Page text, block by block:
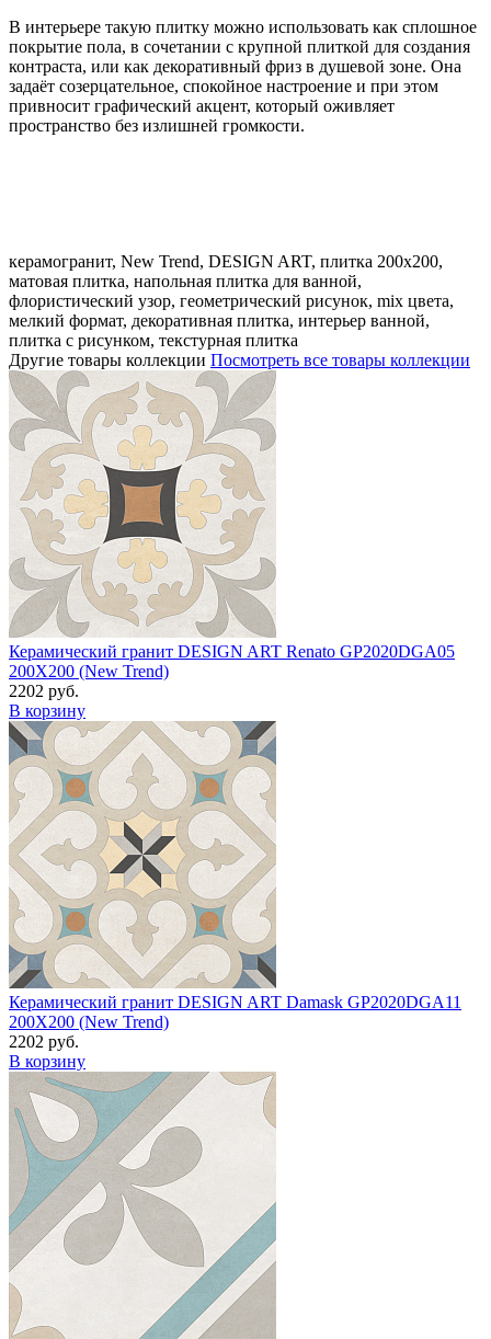
В интерьере такую плитку можно использовать как сплошное
покрытие пола, в сочетании с крупной плиткой для создания
контраста, или как декоративный фриз в душевой зоне. Она
задаёт созерцательное, спокойное настроение и при этом
привносит графический акцент, который оживляет
пространство без излишней громкости.
керамогранит, New Trend, DESIGN ART, плитка 200x200,
матовая плитка, напольная плитка для ванной,
флористический узор, геометрический рисунок, mix цвета,
мелкий формат, декоративная плитка, интерьер ванной,
плитка с рисунком, текстурная плитка
Другие товары коллекции Посмотреть все товары коллекции
Керамический гранит DESIGN ART Renato GP2020DGA05
200X200 (New Trend)
2202 руб.
В корзину
Керамический гранит DESIGN ART Damask GP2020DGA11
200X200 (New Trend)
2202 руб.
В корзину